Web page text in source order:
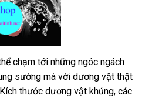
chạm tới chiết
khấu
những ngóc ngách
bán
sướng giao
hàng
mà sửa
chữa
với dương vật thật
thước dương vật khủngmiễn
, shop
các